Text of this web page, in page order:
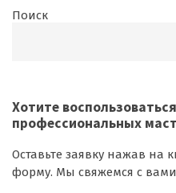
Поиск
Хотите воспользоваться
профессиональных
Оставьте заявку нажав на
форму. Мы свяжемся с